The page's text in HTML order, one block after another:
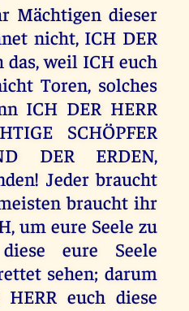
Mächtigen dieser
nicht, ICH DER
das, weil ICH euch
Toren, solches
ICH DER HERR
SCHÖPFER
DER ERDEN,
Jeder braucht
braucht ihr
um eure Seele zu
eure Seele
sehen; darum
euch diese